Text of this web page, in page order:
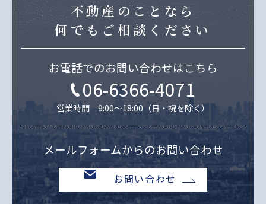
不動産のことなら
何でもご相談ください
お電話でのお問い合わせはこちら
06-6366-4071
営業時間 9:00～18:00（日・祝を除く）
メールフォームからのお問い合わせ
お問い合わせ